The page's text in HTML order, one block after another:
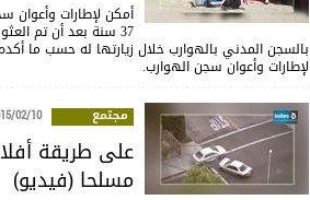
37 سنة بعد أن تم
بالسجن المدني بالهوارب خلال زيارتها له حسب ما
لإطارات وأعوان سجن الهوارب.
مجتمع 02/10 16:46
على طريقة
مسلحا (فيديو)